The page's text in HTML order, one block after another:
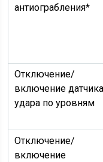
антиограбления*
Отключение/
включение датчика
удара по уровням
Отключение/
включение